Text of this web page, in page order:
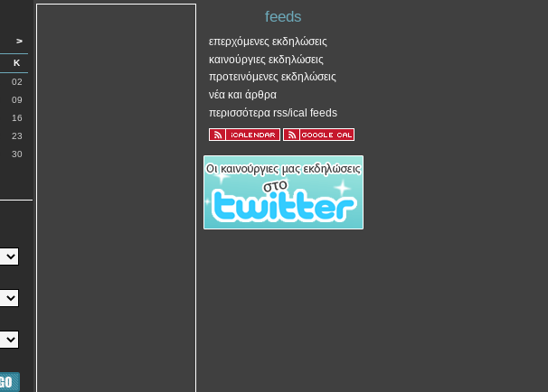
>
Κ
02
09
16
23
30
feeds
επερχόμενες εκδηλώσεις
καινούργιες εκδηλώσεις
προτεινόμενες εκδηλώσεις
νέα και άρθρα
περισσότερα rss/ical feeds